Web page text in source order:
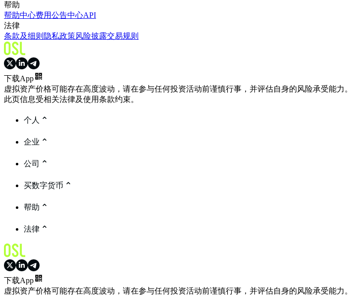
帮助
帮助中心费用公告中心API
法律
条款及细则 隐私政策风险披露交易规则
下载App
虚拟资产价格可能存在高度波动，请在参与任何投资活动前谨慎行事，并评估自身的风险承受能力。
此页信息受相关法律及使用条款约束。
个人
企业
公司
买数字货币
帮助
法律
下载App
虚拟资产价格可能存在高度波动，请在参与任何投资活动前谨慎行事，并评估自身的风险承受能力。